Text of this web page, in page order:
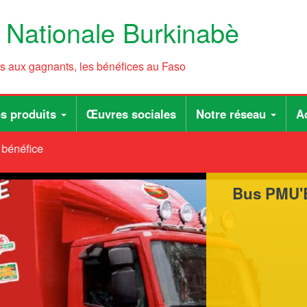
Burkinabè
aux gagnants, les bénéfices au Faso
produits Œuvres sociales Notre réseau
au Faso
Bus
Espace